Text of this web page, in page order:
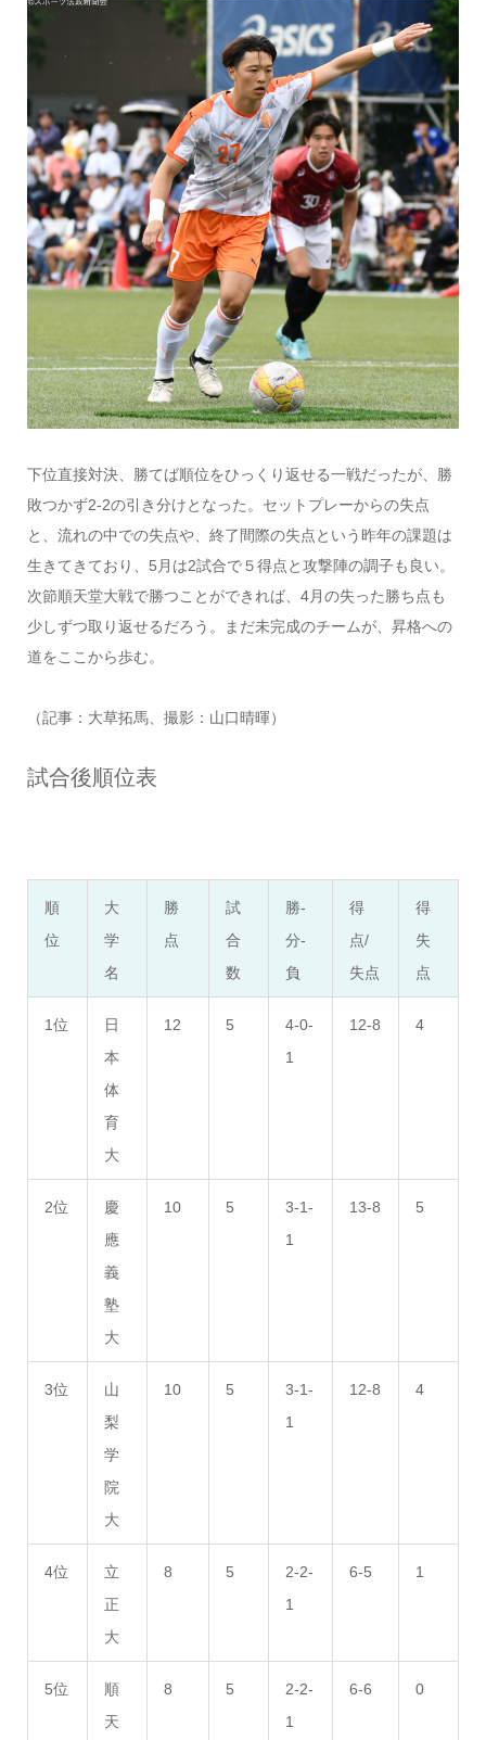
下位直接対決、勝てば順位をひっくり返せる一戦だったが、勝
敗つかず2-2の引き分けとなった。セットプレーからの失点
と、流れの中での失点や、終了間際の失点という昨年の課題は
生きてきており、5月は2試合で５得点と攻撃陣の調子も良い。
次節順天堂大戦で勝つことができれば、4月の失った勝ち点も
少しずつ取り返せるだろう。まだ未完成のチームが、昇格への
道をここから歩む。
（記事：大草拓馬、撮影：山口晴暉）
試合後順位表
順
位
大
学
名
勝
点
試
合
数
勝-
分-
負
得
点/
失点
得
失
点
1位
日
本
体
育
大
12 5
4-0-
1
12-8 4
2位
慶
應
義
塾
大
10 5
3-1-
1
13-8 5
3位
山
梨
学
院
大
10 5
3-1-
1
12-8 4
4位
立
正
大
8 5
2-2-
1
6-5 1
5位
順
天
8 5
2-2-
1
6-6 0